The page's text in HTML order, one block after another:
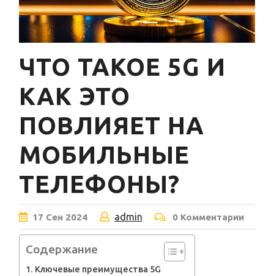
ЧТО ТАКОЕ 5G И
КАК ЭТО
ПОВЛИЯЕТ НА
МОБИЛЬНЫЕ
ТЕЛЕФОНЫ?
17 Сен 2024 admin 0 Комментарии
Содержание
Ключевые преимущества 5G